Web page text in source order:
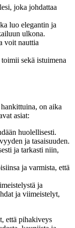
joka johdattaa
luo elegantin ja
ulkona.
voit nauttia
sekä istuimena
on aika
asiat:
huolellisesti.
ja tasaisuuden.
ja tarkasti niin,
ja varmista, että
ja
ja viimeistelyt,
että pihakiveys